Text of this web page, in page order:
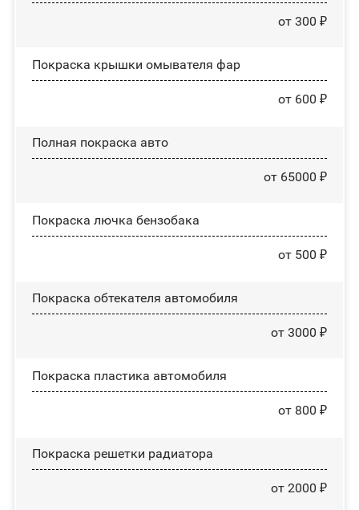
от 300 ₽
Покраска крышки омывателя фар
от 600 ₽
Полная покраска авто
от 65000 ₽
Покраска лючка бензобака
от 500 ₽
Покраска обтекателя автомобиля
от 3000 ₽
Покраска пластика автомобиля
от 800 ₽
Покраска решетки радиатора
от 2000 ₽